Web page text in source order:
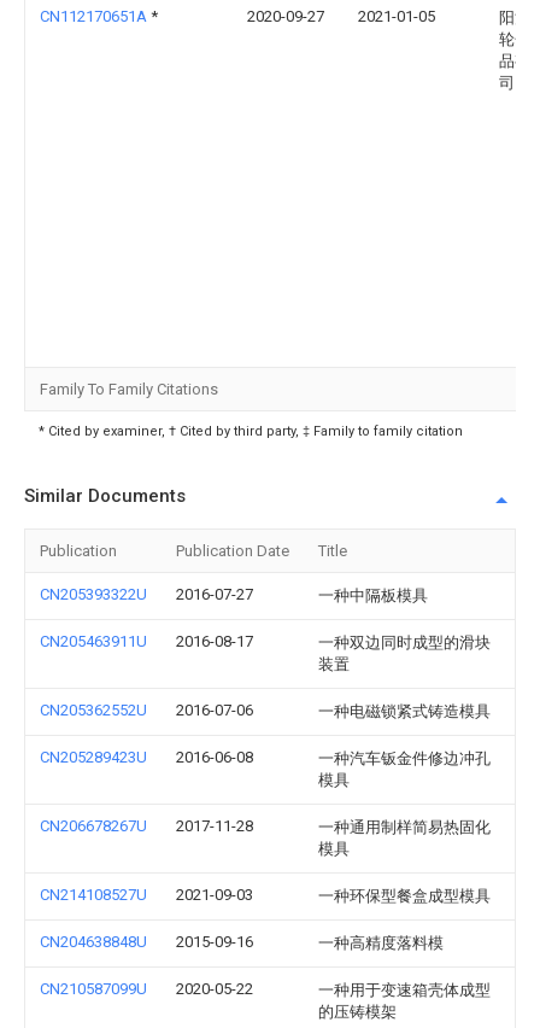
CN112170651A * 2020-09-27 2021-01-05
阳江
轮金
品有
司
Family To Family Citations
* Cited by examiner, † Cited by third party, ‡ Family to family citation
Similar Documents
Publication Publication Date Title
CN205393322U 2016-07-27 一种中隔板模具
CN205463911U 2016-08-17
一种双边同时成型的滑块
装置
CN205362552U 2016-07-06 一种电磁锁紧式铸造模具
CN205289423U 2016-06-08
一种汽车钣金件修边冲孔
模具
CN206678267U 2017-11-28
一种通用制样简易热固化
模具
CN214108527U 2021-09-03 一种环保型餐盒成型模具
CN204638848U 2015-09-16 一种高精度落料模
CN210587099U 2020-05-22
一种用于变速箱壳体成型
的压铸模架